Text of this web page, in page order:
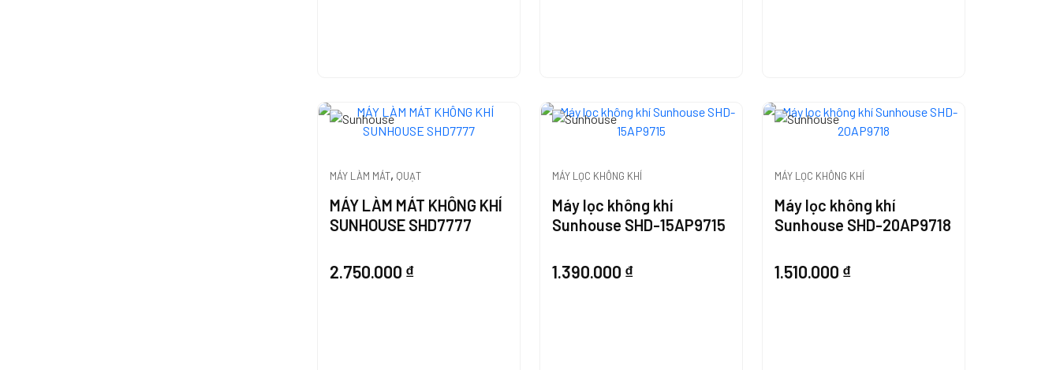
MÁY LÀM MÁT, QUẠT
MÁY LÀM MÁT KHÔNG KHÍ
SUNHOUSE SHD7777
2.750.000 ₫
MÁY LỌC KHÔNG KHÍ
Máy lọc không khí
Sunhouse SHD-15AP9715
1.390.000 ₫
MÁY LỌC KHÔNG KHÍ
Máy lọc không khí
Sunhouse SHD-20AP9718
1.510.000 ₫